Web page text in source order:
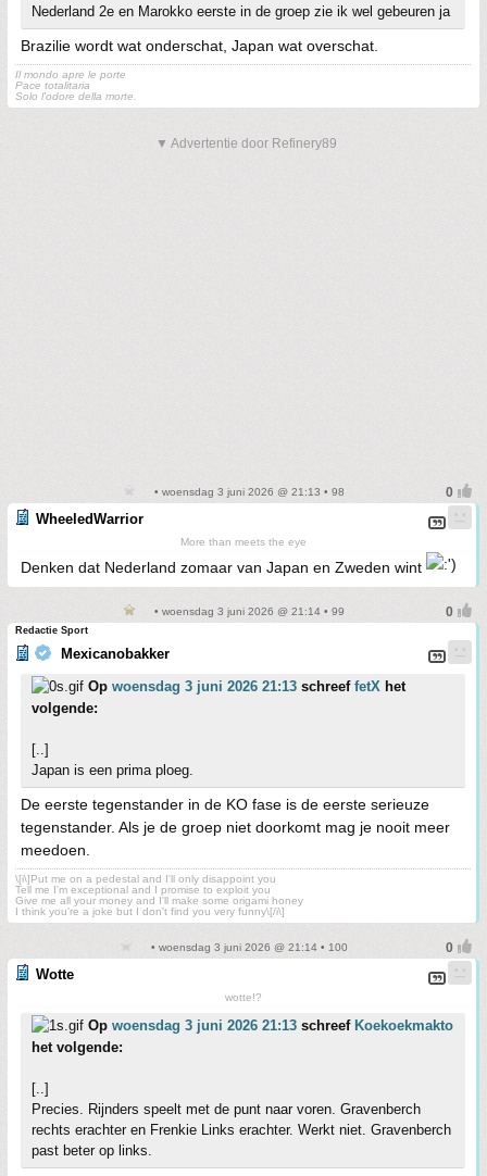
Nederland 2e en Marokko eerste in de groep zie ik wel gebeuren ja
Brazilie wordt wat onderschat, Japan wat overschat.
Il mondo apre le porte
Pace totalitaria
Solo l'odore della morte.
▼ Advertentie door Refinery89
• woensdag 3 juni 2026 @ 21:13 • 98
WheeledWarrior
More than meets the eye
Denken dat Nederland zomaar van Japan en Zweden wint
• woensdag 3 juni 2026 @ 21:14 • 99
Redactie Sport
Mexicanobakker
Op woensdag 3 juni 2026 21:13 schreef fetX het
volgende:
[..]
Japan is een prima ploeg.
De eerste tegenstander in de KO fase is de eerste serieuze
tegenstander. Als je de groep niet doorkomt mag je nooit meer
meedoen.
\[i\]Put me on a pedestal and I'll only disappoint you
Tell me I'm exceptional and I promise to exploit you
Give me all your money and I'll make some origami honey
I think you're a joke but I don't find you very funny\[/i\]
• woensdag 3 juni 2026 @ 21:14 • 100
Wotte
wotte!?
Op woensdag 3 juni 2026 21:13 schreef Koekoekmakto
het volgende:
[..]
Precies. Rijnders speelt met de punt naar voren. Gravenberch
rechts erachter en Frenkie Links erachter. Werkt niet. Gravenberch
past beter op links.